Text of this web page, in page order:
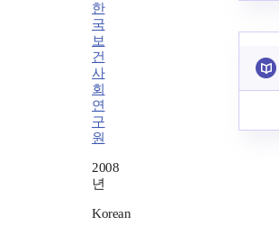
한
국
보
건
사
회
연
구
원
2008
년
Korean